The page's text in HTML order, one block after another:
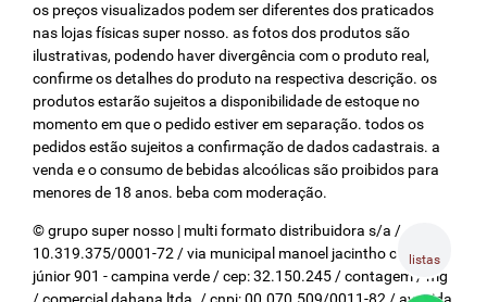
listas
os preços visualizados podem ser diferentes dos praticados
nas lojas físicas super nosso. as fotos dos produtos são
ilustrativas, podendo haver divergência com o produto real,
confirme os detalhes do produto na respectiva descrição. os
produtos estarão sujeitos a disponibilidade de estoque no
momento em que o pedido estiver em separação. todos os
pedidos estão sujeitos a confirmação de dados cadastrais. a
venda e o consumo de bebidas alcoólicas são proibidos para
menores de 18 anos. beba com moderação.
© grupo super nosso | multi formato distribuidora s/a / cnpj:
10.319.375/0001-72 / via municipal manoel jacintho coelho
júnior 901 - campina verde / cep: 32.150.245 / contagem / mg